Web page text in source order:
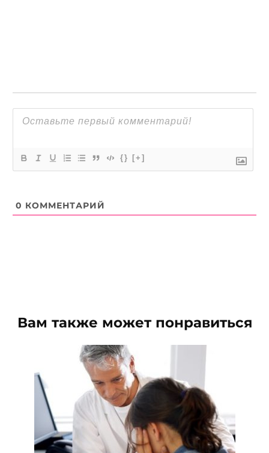
{} [+]
0 КОММЕНТАРИЙ
Вам также может понравиться